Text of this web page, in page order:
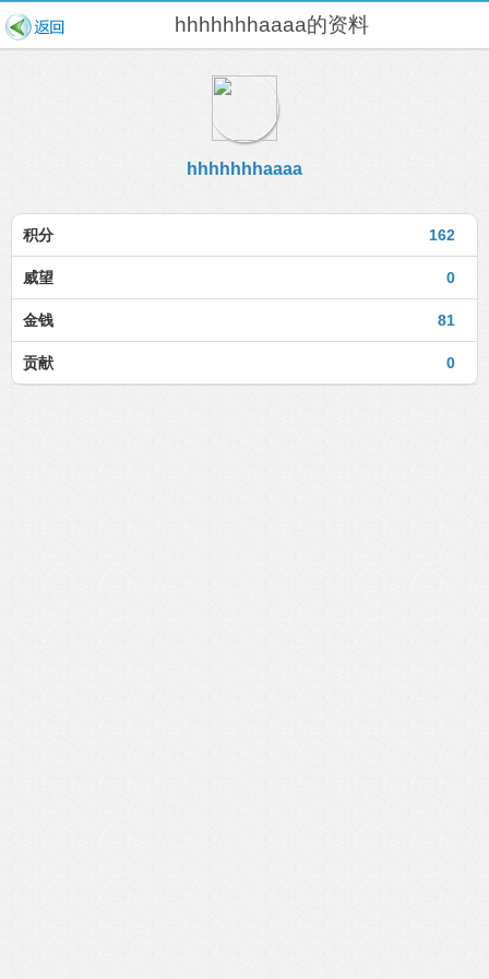
hhhhhhhaaaa的资料
hhhhhhhaaaa
162
积分
0
威望
81
金钱
0
贡献